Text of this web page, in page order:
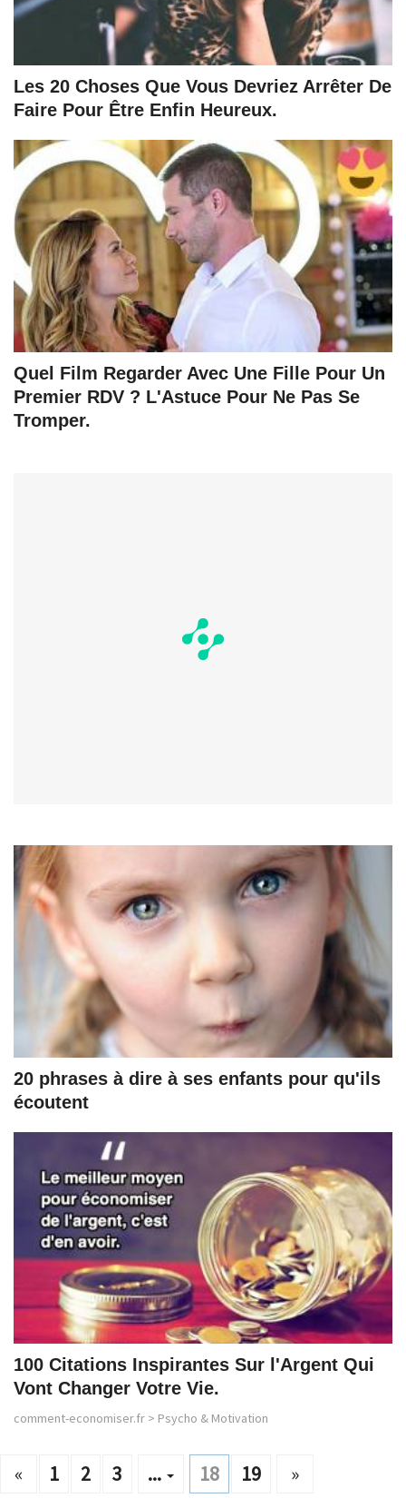
Les 20 Choses Que Vous Devriez Arrêter De
Faire Pour Être Enfin Heureux.
Quel Film Regarder Avec Une Fille Pour Un
Premier RDV ? L'Astuce Pour Ne Pas Se
Tromper.
20 phrases à dire à ses enfants pour qu'ils
écoutent
100 Citations Inspirantes Sur l'Argent Qui
Vont Changer Votre Vie.
comment-economiser.fr > Psycho & Motivation
« 1 2 3 ... 18 19 »